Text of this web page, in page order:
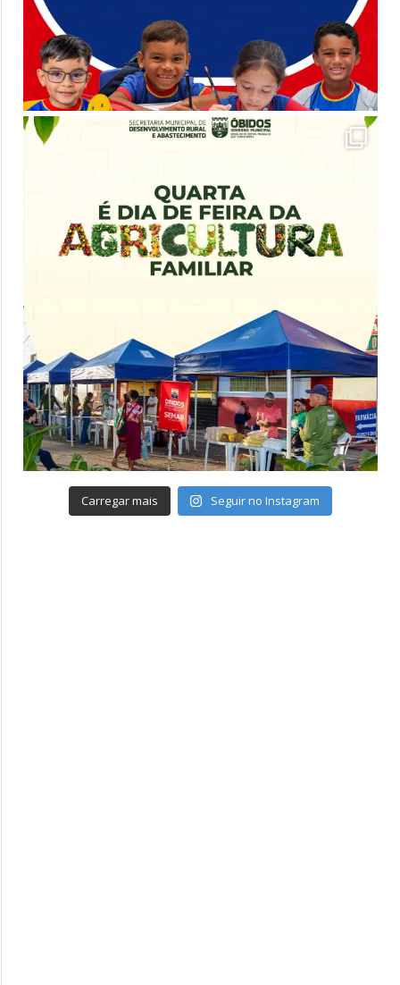
Carregar mais Seguir no Instagram